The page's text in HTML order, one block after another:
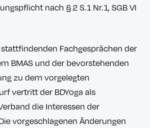
nach § 2 S. 1 Nr. 1, SGB VI
Fachgesprächen der
BMAS und der bevorstehenden
zu dem vorgelegten
vertritt der BDYoga als
die Interessen der
vorgeschlagenen Änderungen